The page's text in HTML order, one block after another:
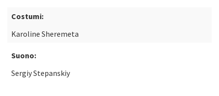
Costumi:
Karoline Sheremeta
Suono:
Sergiy Stepanskiy